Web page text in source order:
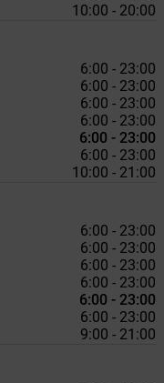
10:00 - 20:00
6:00 - 23:00
6:00 - 23:00
6:00 - 23:00
6:00 - 23:00
6:00 - 23:00
6:00 - 23:00
10:00 - 21:00
6:00 - 23:00
6:00 - 23:00
6:00 - 23:00
6:00 - 23:00
6:00 - 23:00
6:00 - 23:00
9:00 - 21:00